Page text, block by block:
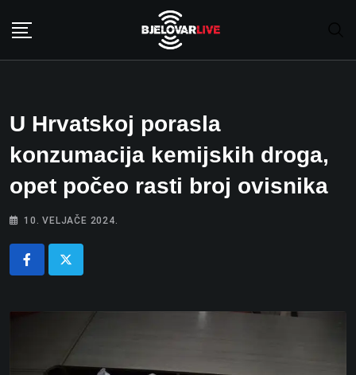
U Hrvatskoj porasla
konzumacija kemijskih droga,
opet počeo rasti broj ovisnika
10. VELJAČE 2024.